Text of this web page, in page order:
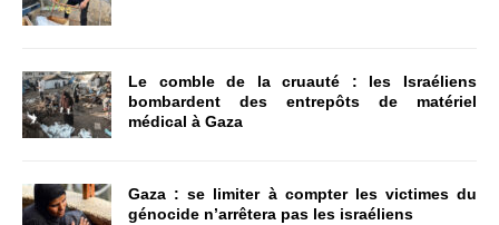
Le comble de la cruauté : les Israéliens
bombardent des entrepôts de matériel
médical à Gaza
Gaza : se limiter à compter les victimes du
génocide n’arrêtera pas les israéliens